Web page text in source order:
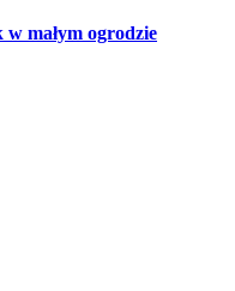
małym ogrodzie